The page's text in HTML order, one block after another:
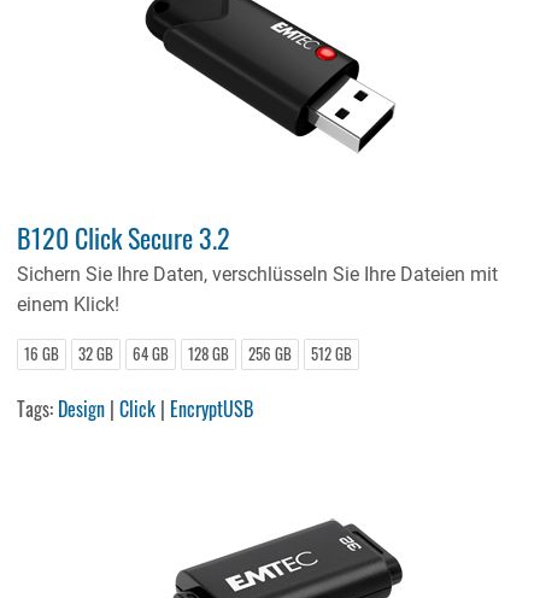
B120 Click Secure 3.2
Sichern Sie Ihre Daten, verschlüsseln Sie Ihre Dateien mit
einem Klick!
16 GB 32 GB 64 GB 128 GB 256 GB 512 GB
Tags: Design |Click | EncryptUSB